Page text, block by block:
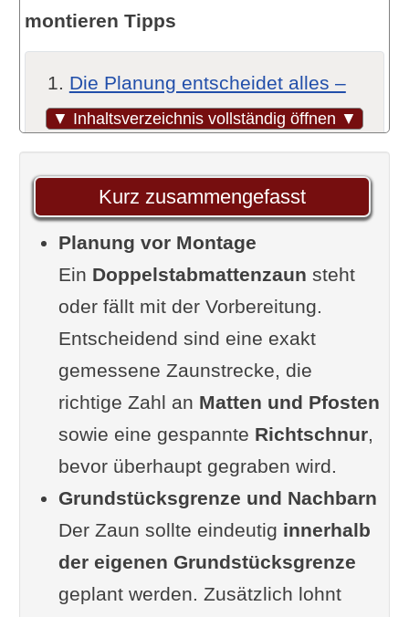
▼ Inhaltsverzeichnis vollständig öffnen ▼
montieren Tipps
Die Planung entscheidet alles –
nicht die Montage
Die genaue Strecke und das
Material
Die Grundstücksgrenze
Leitungen im Boden
Pfosten: hier wird der Zaun
gewonnen oder verloren
Wer mir geholfen hat, es richtig zu
machen
Das Gefälle – der Punkt, den die
meisten unterschätzen
Was am Ende dabei
herausgekommen ist
Mein ehrliches Fazit
Ergänzung oder Frage von dir?
Im Zusammenhang interessant
Kurz zusammengefasst
Planung vor Montage
Ein Doppelstabmattenzaun steht
oder fällt mit der Vorbereitung.
Entscheidend sind eine exakt
gemessene Zaunstrecke, die
richtige Zahl an Matten und Pfosten
sowie eine gespannte Richtschnur,
bevor überhaupt gegraben wird.
Grundstücksgrenze und Nachbarn
Der Zaun sollte eindeutig innerhalb
der eigenen Grundstücksgrenze
geplant werden. Zusätzlich lohnt